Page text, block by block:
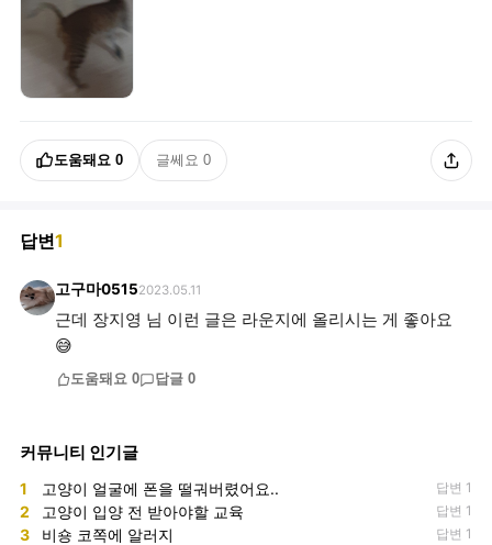
도움돼요 0 글쎄요 0
답변1
고구마05152023.05.11
근데 장지영 님 이런 글은 라운지에 올리시는 게 좋아요
😅
도움돼요 0 답글 0
커뮤니티 인기글
1 고양이 얼굴에 폰을 떨궈버렸어요.. 답변 1
2 고양이 입양 전 받아야할 교육 답변 1
3 비숑 코쪽에 알러지 답변 1